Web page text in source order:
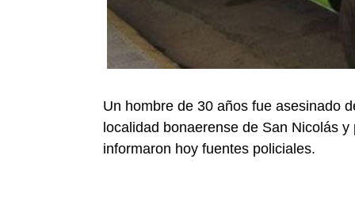
Un hombre de 30 años fue asesinado
localidad bonaerense de San Nicolás
informaron hoy fuentes policiales.